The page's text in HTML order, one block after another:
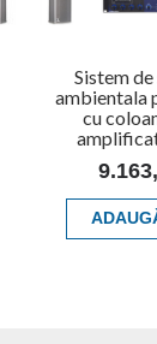
Sistem
ambientala
cu